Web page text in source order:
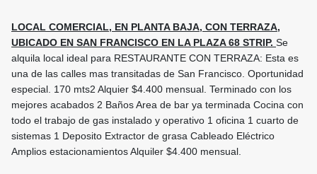
LOCAL COMERCIAL, EN PLANTA BAJA, CON TERRAZA,
UBICADO EN SAN FRANCISCO EN LA PLAZA 68 STRIP. Se
alquila local ideal para RESTAURANTE CON TERRAZA: Esta es
una de las calles mas transitadas de San Francisco. Oportunidad
especial. 170 mts2 Alquier $4.400 mensual. Terminado con los
mejores acabados 2 Baños Area de bar ya terminada Cocina con
todo el trabajo de gas instalado y operativo 1 oficina 1 cuarto de
sistemas 1 Deposito Extractor de grasa Cableado Eléctrico
Amplios estacionamientos Alquiler $4.400 mensual.